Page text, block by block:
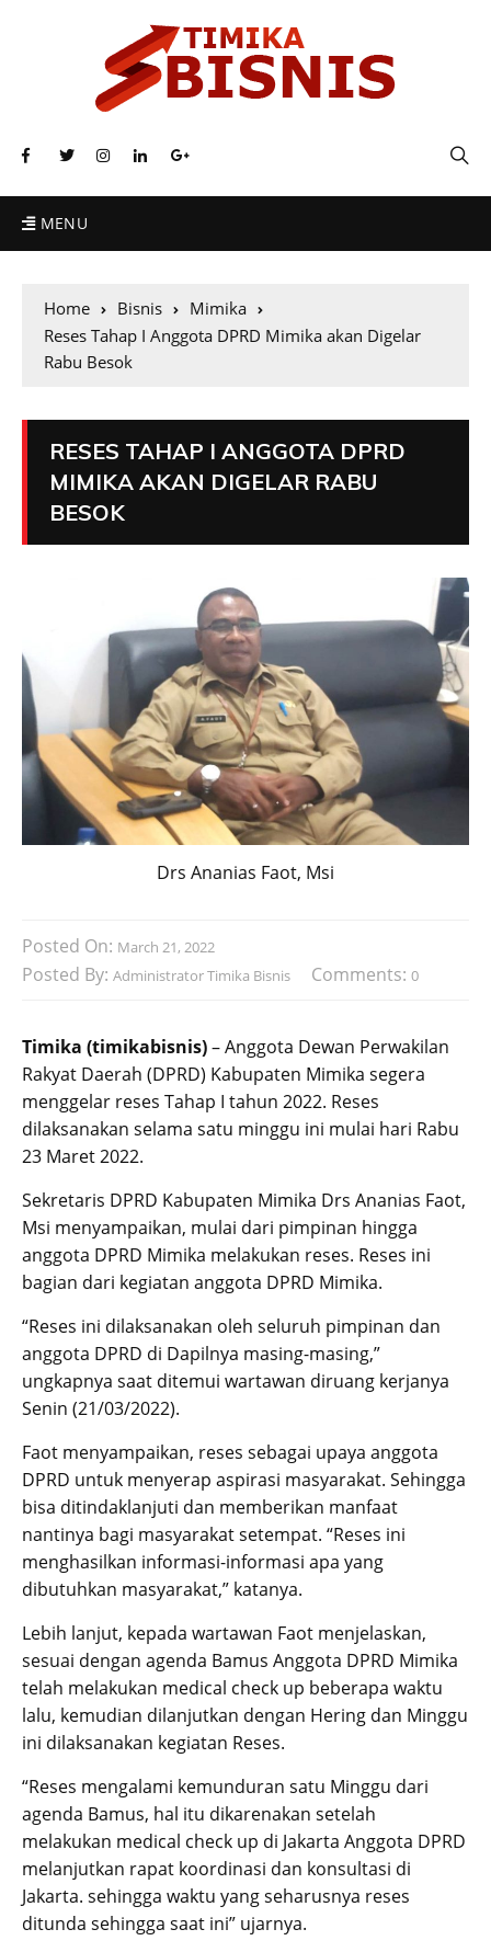
MENU
Home Bisnis
Mimika
Reses Tahap I Anggota DPRD Mimika akan Digelar
Rabu Besok
RESES TAHAP I ANGGOTA DPRD
MIMIKA AKAN DIGELAR RABU
BESOK
Drs Ananias Faot, Msi
Posted On: March 21, 2022
Posted By: Administrator Timika Bisnis Comments: 0
Timika (timikabisnis)– Anggota Dewan Perwakilan
Rakyat Daerah (DPRD) Kabupaten Mimika segera
menggelar reses Tahap I tahun 2022. Reses
dilaksanakan selama satu minggu ini mulai hari Rabu
23 Maret 2022.
Sekretaris DPRD Kabupaten Mimika Drs Ananias Faot,
Msi menyampaikan, mulai dari pimpinan hingga
anggota DPRD Mimika melakukan reses. Reses ini
bagian dari kegiatan anggota DPRD Mimika.
“Reses ini dilaksanakan oleh seluruh pimpinan dan
anggota DPRD di Dapilnya masing-masing,”
ungkapnya saat ditemui wartawan diruang kerjanya
Senin (21/03/2022).
Faot menyampaikan, reses sebagai upaya anggota
DPRD untuk menyerap aspirasi masyarakat. Sehingga
bisa ditindaklanjuti dan memberikan manfaat
nantinya bagi masyarakat setempat. “Reses ini
menghasilkan informasi-informasi apa yang
dibutuhkan masyarakat,” katanya.
Lebih lanjut, kepada wartawan Faot menjelaskan,
sesuai dengan agenda Bamus Anggota DPRD Mimika
telah melakukan medical check up beberapa waktu
lalu, kemudian dilanjutkan dengan Hering dan Minggu
ini dilaksanakan kegiatan Reses.
“Reses mengalami kemunduran satu Minggu dari
agenda Bamus, hal itu dikarenakan setelah
melakukan medical check up di Jakarta Anggota DPRD
melanjutkan rapat koordinasi dan konsultasi di
Jakarta. sehingga waktu yang seharusnya reses
ditunda sehingga saat ini” ujarnya.